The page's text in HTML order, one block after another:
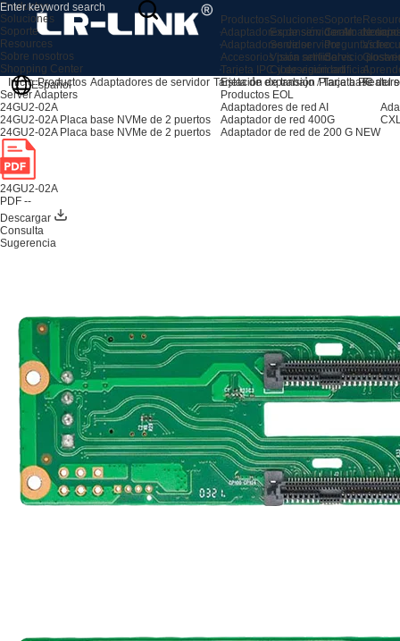
Productos
Adaptadores de servidor AI
Adaptadores de servidor
Accesorios para servidores
Tarjeta IPC y de visión artificial
Estación de trabajo / Tarjeta PC
Productos EOL
Adaptadores de red AI
Adaptador de red 400G
Adaptador de red de 200 G NEW
Soluciones
Expansión de
Servidor
Visión artificial
Ciberseguridad
Soporte
Centro de
Preguntas
Servicio
Video
Productos
Soluciones
Soporte
Resources
Sobre nosotros
Shopping Center
Español
Inicio Productos Adaptadores de servidor Tarjeta de expansión Placa base del
Server Adapters
24GU2-02A
24GU2-02A Placa base NVMe de 2 puertos
24GU2-02A Placa base NVMe de 2 puertos
24GU2-02A
PDF --
Descargar
Consulta
Sugerencia